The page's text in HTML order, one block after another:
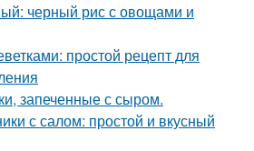
черный рис с овощами и
простой рецепт для
запеченные с сыром.
с салом: простой и вкусный